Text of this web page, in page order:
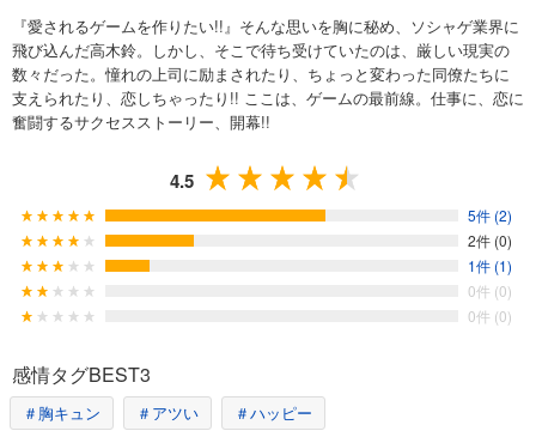
『愛されるゲームを作りたい!!』そんな思いを胸に秘め、ソシャゲ業界に
飛び込んだ高木鈴。しかし、そこで待ち受けていたのは、厳しい現実の
数々だった。憧れの上司に励まされたり、ちょっと変わった同僚たちに
支えられたり、恋しちゃったり!! ここは、ゲームの最前線。仕事に、恋に
奮闘するサクセスストーリー、開幕!!
4.5
5件 (2)
2件 (0)
1件 (1)
0件 (0)
0件 (0)
感情タグBEST3
＃胸キュン ＃アツい ＃ハッピー